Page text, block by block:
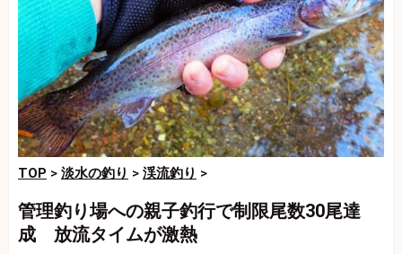
TOP > 淡水の釣り > 渓流釣り >
管理釣り場への親子釣行で制限尾数30尾達
成 放流タイムが激熱